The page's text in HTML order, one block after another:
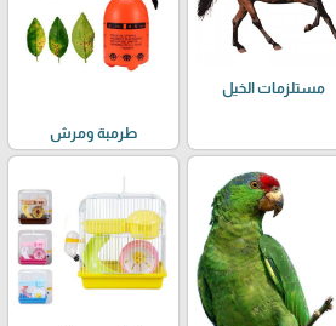
مستلزمات الخيل
طرمبة ومرش